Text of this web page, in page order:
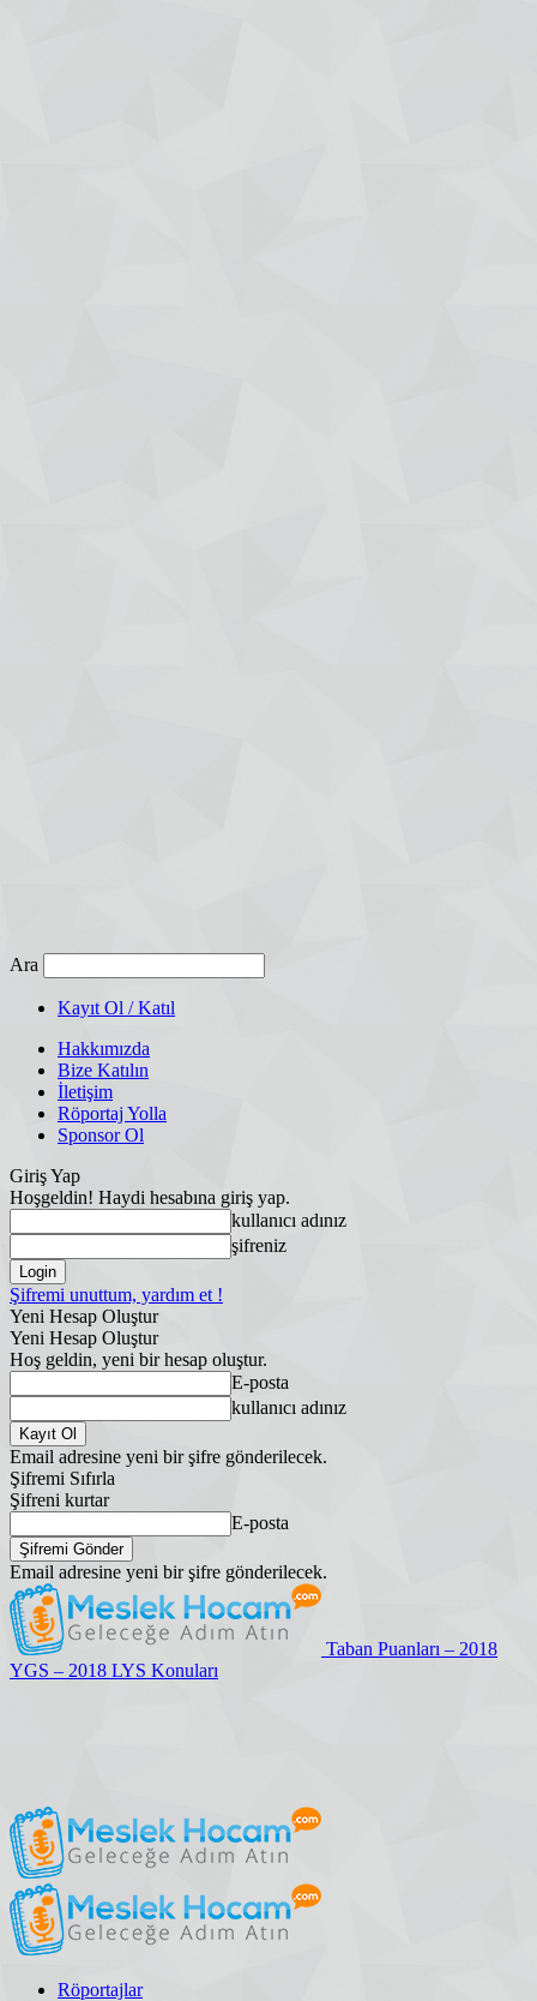
Ara
Kayıt Ol / Katıl
Hakkımızda
Bize Katılın
İletişim
Röportaj Yolla
Sponsor Ol
Giriş Yap
Hoşgeldin! Haydi hesabına giriş yap.
kullanıcı adınız
şifreniz
Şifremi unuttum, yardım et !
Yeni Hesap Oluştur
Yeni Hesap Oluştur
Hoş geldin, yeni bir hesap oluştur.
E-posta
kullanıcı adınız
Email adresine yeni bir şifre gönderilecek.
Şifremi Sıfırla
Şifreni kurtar
E-posta
Email adresine yeni bir şifre gönderilecek.
Taban Puanları – 2018
YGS – 2018 LYS Konuları
Röportajlar